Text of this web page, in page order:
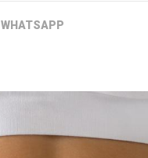
WHATSAPP